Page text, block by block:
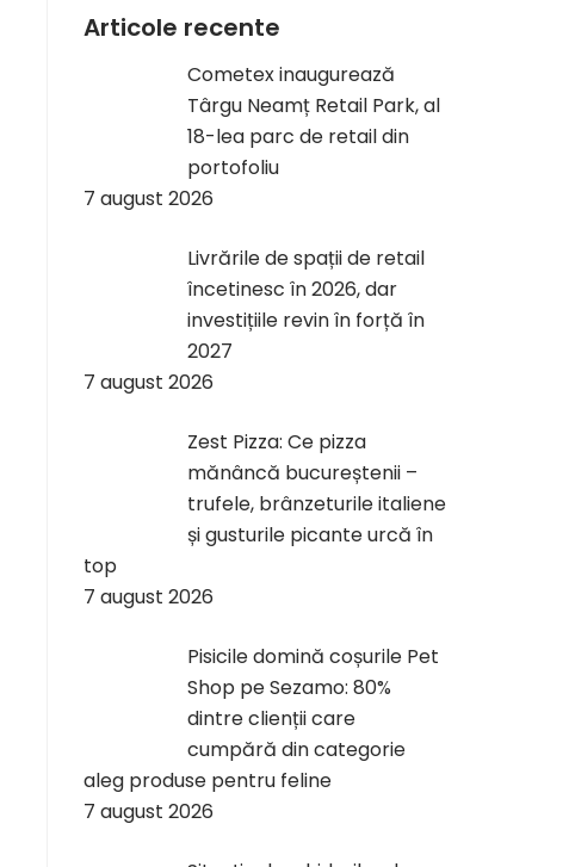
Articole recente
Cometex inaugurează
Târgu Neamț Retail Park, al
18-lea parc de retail din
portofoliu
7 august 2026
Livrările de spații de retail
încetinesc în 2026, dar
investițiile revin în forță în
2027
7 august 2026
Zest Pizza: Ce pizza
mănâncă bucureștenii –
trufele, brânzeturile italiene
și gusturile picante urcă în
top
7 august 2026
Pisicile domină coșurile Pet
Shop pe Sezamo: 80%
dintre clienții care
cumpără din categorie
aleg produse pentru feline
7 august 2026